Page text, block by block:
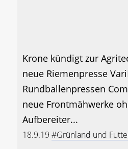
Krone kündigt zur
neue Riemenpresse
Rundballenpressen
neue Frontmähwerke
Aufbereiter...
18.9.19 #Grünland und